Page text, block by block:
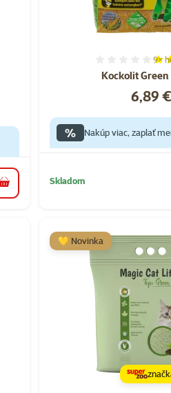
do košíka
Kockolit Green
9×
Cena
6,89 €
% Nakúp viac, zaplať
Skladom
💛 Novinka